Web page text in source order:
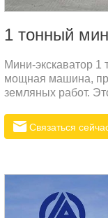
1 тонный
Мини-экскаватор 1
мощная машина,
земляных работ.
строительство или
эффективность и
высокого
Связаться